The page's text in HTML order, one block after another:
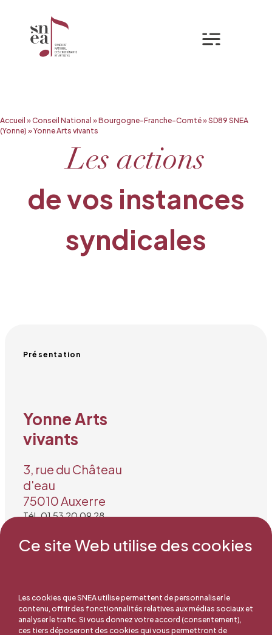
Ce site Web utilise des cookies
Les cookies que SNEA utilise permettent de personnaliser le
contenu, offrir des fonctionnalités relatives aux médias sociaux et
analyser le trafic. Si vous donnez votre accord (consentement),
ces tiers déposeront des cookies qui vous permettront de
Aller
au
Accueil »Conseil National »Bourgogne-Franche-Comté»SD89 SNEA
(Yonne) »Yonne Arts vivants
Les actions
de vos instances
syndicales
Présentation
Yonne Arts
vivants
3, rue du Château
d'eau
75010 Auxerre
Tél. 01 53 20 09 28